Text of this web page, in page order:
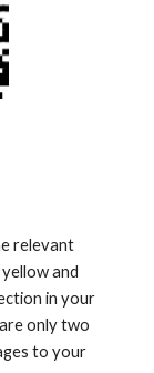
relevant
and
in your
only two
to your